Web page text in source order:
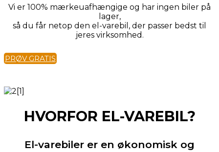
Vi er 100% mærkeuafhængige og har ingen biler på
lager,
så du får netop den el-varebil, der passer bedst til
jeres virksomhed.
PRØV GRATIS
HVORFOR EL-VAREBIL?
El-varebiler er en økonomisk og